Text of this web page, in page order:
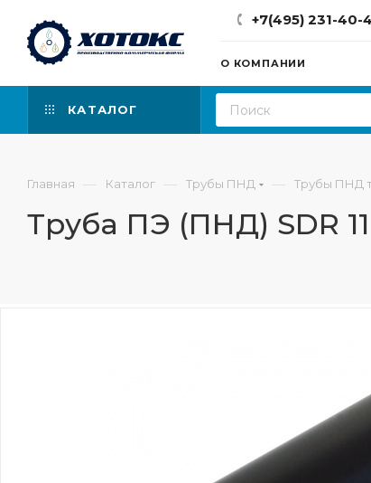
+7(495) 231-40-
О КОМПАНИИ
КАТАЛОГ
Главная — Каталог — Трубы ПНД — Трубы ПНД
Труба ПЭ (ПНД) SDR